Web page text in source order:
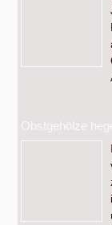
Obstgehölze